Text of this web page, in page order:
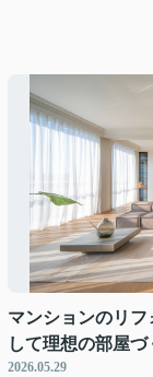
マンションのリ
して理想の部屋
2026.05.29